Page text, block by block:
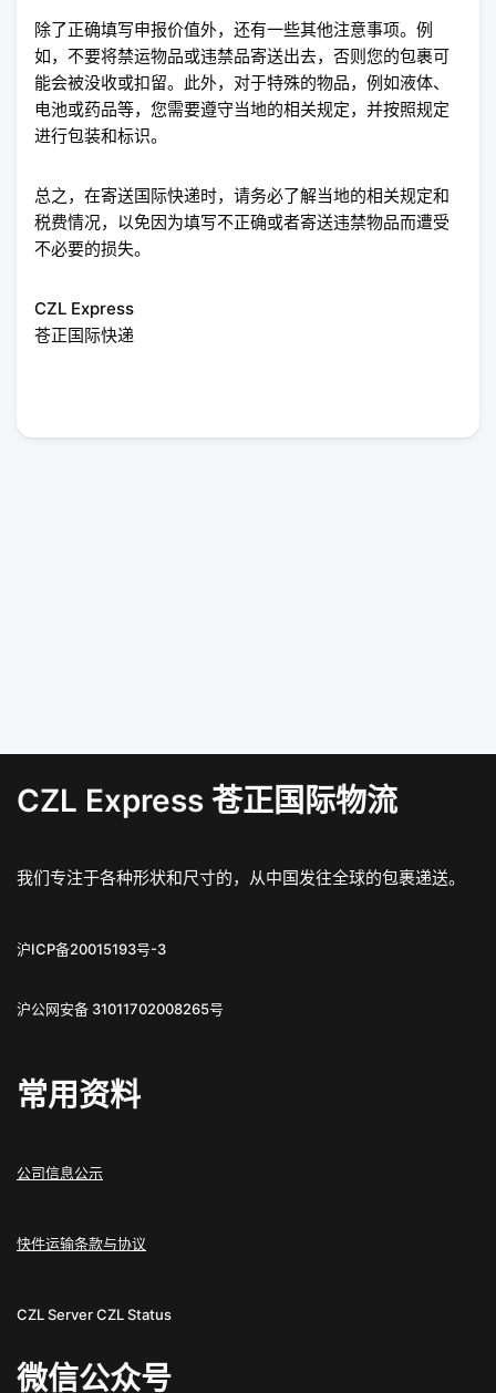
除了正确填写申报价值外，还有一些其他注意事项。例
如，不要将禁运物品或违禁品寄送出去，否则您的包裹可
能会被没收或扣留。此外，对于特殊的物品，例如液体、
电池或药品等，您需要遵守当地的相关规定，并按照规定
进行包装和标识。
总之，在寄送国际快递时，请务必了解当地的相关规定和
税费情况，以免因为填写不正确或者寄送违禁物品而遭受
不必要的损失。
CZL Express
苍正国际快递
CZL Express 苍正国际物流
我们专注于各种形状和尺寸的，从中国发往全球的包裹递送。
沪ICP备20015193号-3
沪公网安备 31011702008265号
常用资料
公司信息公示
快件运输条款与协议
CZL ServerCZL Status
微信公众号